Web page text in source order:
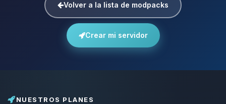
Volver a la lista de modpacks
Crear mi servidor
NUESTROS PLANES